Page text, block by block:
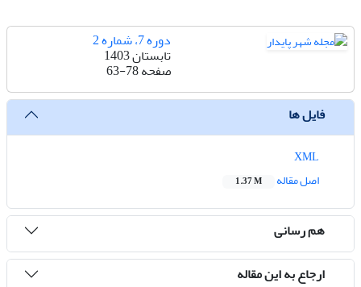
دوره 7، شماره 2
تابستان 1403
صفحه63-78
فایل ها
اصل مقاله
1.37 M
هم رسانی
ارجاع به این مقاله